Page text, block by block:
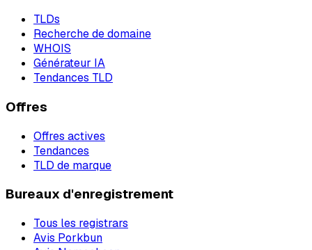
TLDs
Recherche de domaine
WHOIS
Générateur IA
Tendances TLD
Offres
Offres actives
Tendances
TLD de marque
Bureaux d'enregistrement
Tous les registrars
Avis Porkbun